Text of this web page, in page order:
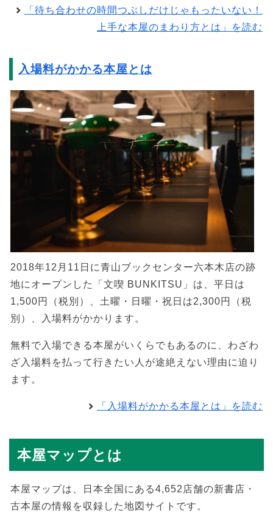
「待ち合わせの時間つぶしだけじゃもったいない！
上手な本屋のまわり方とは」を読む
入場料がかかる本屋とは
2018年12月11日に青山ブックセンター六本木店の跡
地にオープンした「文喫 BUNKITSU」は、平日は
1,500円（税別）、土曜・日曜・祝日は2,300円（税
別）、入場料がかかります。
無料で入場できる本屋がいくらでもあるのに、わざわ
ざ入場料を払って行きたい人が途絶えない理由に迫り
ます。
「入場料がかかる本屋とは」を読む
本屋マップとは
本屋マップは、日本全国にある4,652店舗の新書店・
古本屋の情報を収録した地図サイトです。